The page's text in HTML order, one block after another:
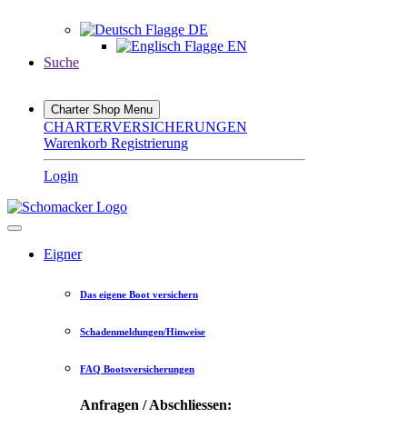
DE
EN
Suche
Charter Shop Menu
CHARTERVERSICHERUNGEN
Warenkorb Registrierung
Login
Eigner
Das eigene Boot versichern
Schadenmeldungen/Hinweise
FAQ Bootsversicherungen
Anfragen / Abschliessen: